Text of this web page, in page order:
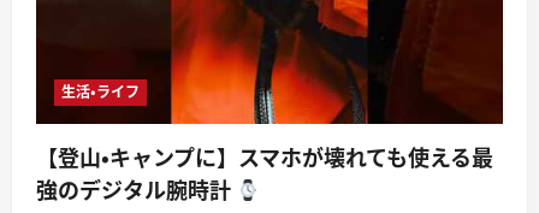
生活・ライフ
【登山・キャンプに】スマホが壊れても使える最
強のデジタル腕時計